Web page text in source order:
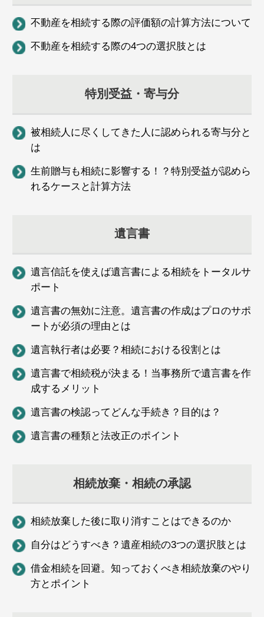
不動産を相続する際の評価額の計算方法について
不動産を相続する際の4つの選択肢とは
特別受益・寄与分
被相続人に尽くしてきた人に認められる寄与分と
は
生前贈与も相続に影響する！？特別受益が認めら
れるケースと計算方法
遺言書
遺言信託を使えば遺言書による相続をトータルサ
ポート
遺言書の無効に注意。遺言書の作成はプロのサポ
ートが必須の理由とは
遺言執行者は必要？相続における役割とは
遺言書で相続税が決まる！当事務所で遺言書を作
成するメリット
遺言書の検認ってどんな手続き？目的は？
遺言書の種類と法改正のポイント
相続放棄・相続の承認
相続放棄した後に取り消すことはできるのか
自分はどうすべき？遺産相続の3つの選択肢とは
借金相続を回避。知っておくべき相続放棄のやり
方とポイント